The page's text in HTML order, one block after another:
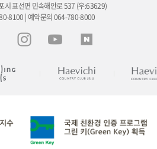
시 표선면 민속해안로 537 (우:63629)
8100 | 예약문의 064-780-8000